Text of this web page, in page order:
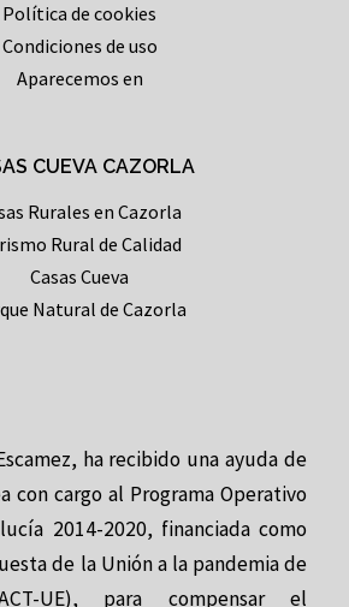
Política de cookies
Condiciones de uso
Aparecemos en
CUEVA CAZORLA
Rurales en Cazorla
Rural de Calidad
Casas Cueva
Natural de Cazorla
ha recibido una ayuda de
con cargo al Programa Operativo
2014-2020, financiada como
de la Unión a la pandemia de
UE), para compensar el